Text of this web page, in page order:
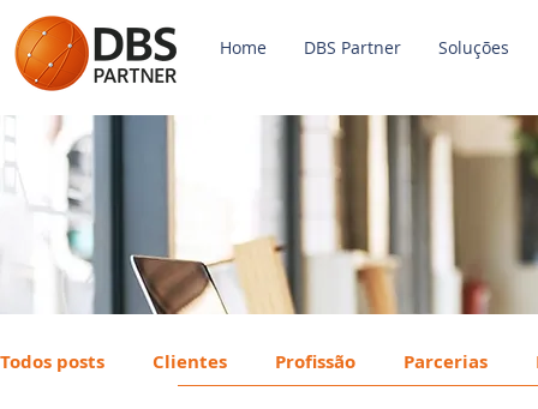
Home DBS Partner Soluções
Todos posts Clientes Profissão Parcerias